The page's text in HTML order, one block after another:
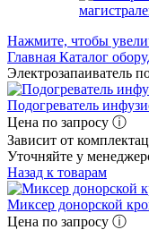
Нажмите, чтобы
Главная Каталог
Электрозапаиватель
Подогреватель
Цена по запросу ⓘ
Зависит от
Уточняйте у
Назад к товарам
Миксер донорской
Цена по запросу ⓘ